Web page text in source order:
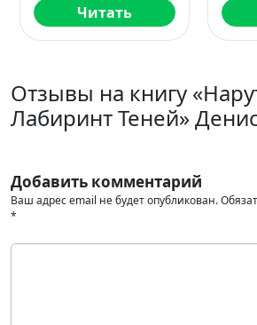
Читать
Отзывы на книгу
Лабиринт Теней»
Добавить комментарий
Ваш адрес email не будет опубликован.
*